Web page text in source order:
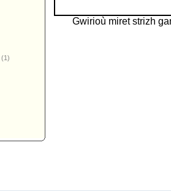
(1)
Gwirioù miret strizh